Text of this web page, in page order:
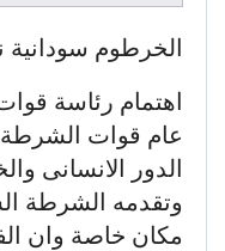
الخرطوم سودانية
اهتمام رئاسة
عام قوات الشرطة
الدور الانسانى
وتقدمه الشرطة
مكان خاصة وان